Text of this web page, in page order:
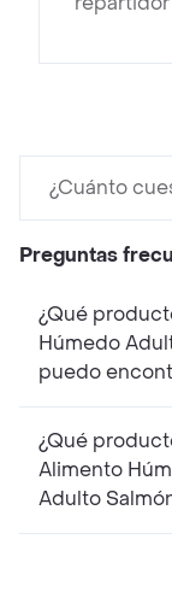
¿Cuánto
Preguntas
¿Qué
Húmedo
puedo
¿Qué
Alimento
Adulto